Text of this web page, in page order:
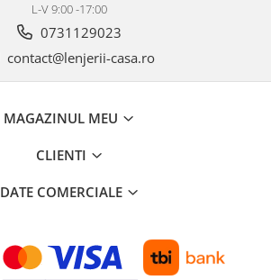
L-V 9:00 -17:00
0731129023
contact@lenjerii-casa.ro
MAGAZINUL MEU
CLIENTI
DATE COMERCIALE